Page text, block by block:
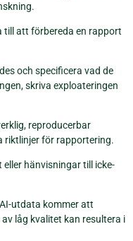
till att förbereda en rapport
och specificera vad de
skriva exploateringen
reproducerbar
riktlinjer för rapportering.
hänvisningar till icke-
utdata kommer att
låg kvalitet kan resultera i